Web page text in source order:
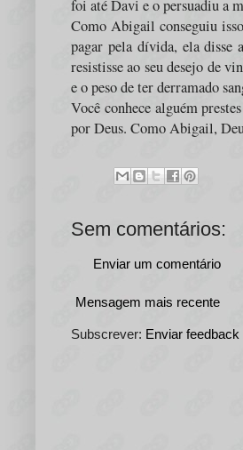
foi até Davi e o persuadiu a
Como Abigail conseguiu
pagar pela dívida, ela disse
resistisse ao seu desejo de
e o peso de ter derramado
Você conhece alguém
por Deus. Como Abigail,
Sem comentários:
Enviar um comentário
Mensagem mais recente
Subscrever: Enviar feedback